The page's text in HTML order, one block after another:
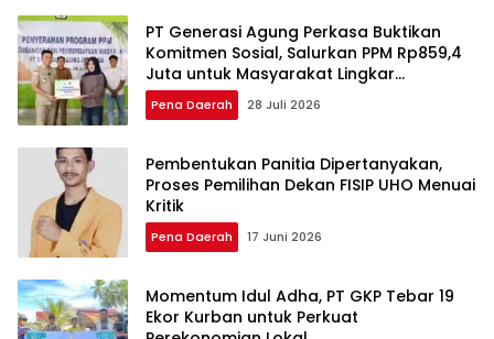
PT Generasi Agung Perkasa Buktikan
Komitmen Sosial, Salurkan PPM Rp859,4
Juta untuk Masyarakat Lingkar
Tambang
Pena Daerah 28 Juli 2026
Pembentukan Panitia Dipertanyakan,
Proses Pemilihan Dekan FISIP UHO Menuai
Kritik
Pena Daerah 17 Juni 2026
Momentum Idul Adha, PT GKP Tebar 19
Ekor Kurban untuk Perkuat